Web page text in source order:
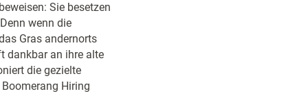
Sie besetzen
wenn die
Gras andernorts
dankbar an ihre alte
die gezielte
Hiring